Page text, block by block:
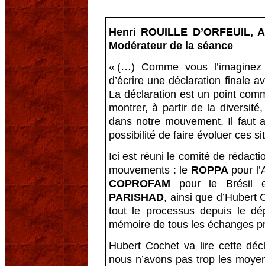
Henri ROUILLE D’ORFEUIL,
Modérateur de la séance
« (…) Comme vous
d’écrire une déclaration finale
La déclaration est un point
montrer, à partir de la
dans notre mouvement. Il faut
possibilité de faire évoluer ces
Ici est réuni le comité de
mouvements : le ROPPA pour
COPROFAM pour le Brésil
PARISHAD, ainsi que d’Hubert
tout le processus depuis le
mémoire de tous les échanges
Hubert Cochet va lire cette
nous n’avons pas trop les